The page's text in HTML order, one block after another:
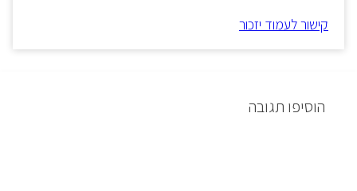
קישור לעמוד יזכור
הוסיפו תגובה